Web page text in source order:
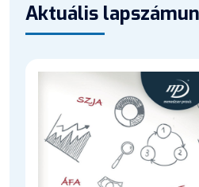
Aktuális